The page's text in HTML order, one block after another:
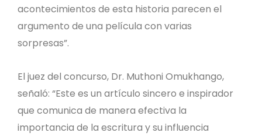
acontecimientos de esta historia parecen el
argumento de una película con varias
sorpresas”.
El juez del concurso, Dr. Muthoni Omukhango,
señaló: “Este es un artículo sincero e inspirador
que comunica de manera efectiva la
importancia de la escritura y su influencia